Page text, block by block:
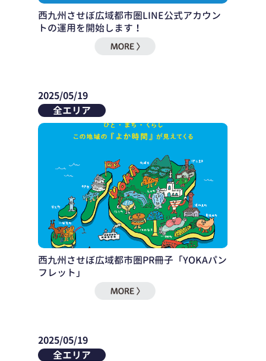
西九州させぼ広域都市圏LINE公式アカウン
トの運用を開始します！
2025/05/19
全エリア
西九州させぼ広域都市圏PR冊子「YOKAパン
フレット」
2025/05/19
全エリア